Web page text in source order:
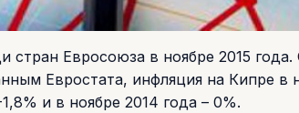
Евросоюза в ноябре 2015
Евростата, инфляция на Кипре в
и в ноябре 2014 года – 0%.